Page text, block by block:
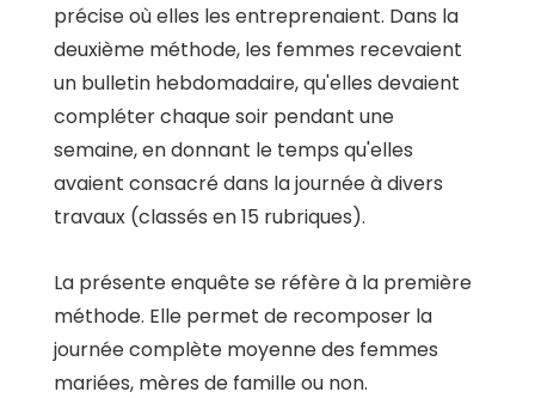
précise où elles les entreprenaient. Dans la
deuxième méthode, les femmes recevaient
un bulletin hebdomadaire, qu'elles devaient
compléter chaque soir pendant une
semaine, en donnant le temps qu'elles
avaient consacré dans la journée à divers
travaux (classés en 15 rubriques).
La présente enquête se réfère à la première
méthode. Elle permet de recomposer la
journée complète moyenne des femmes
mariées, mères de famille ou non.